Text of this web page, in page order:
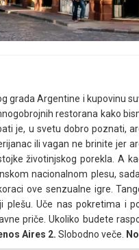
i najstrastvenije
temperamentnim i
tanga, koji se rado
grada Argentine i kupovinu
restorana kako
je, u svetu dobro poznati,
ili vagan ne brinite jer
životinjskog porekla. A
nacionalnom plesu,
ove senzualne igre.
plešu. Uče nas pokretima i
priče. Ukoliko budete
Aires 2. Slobodno veče.